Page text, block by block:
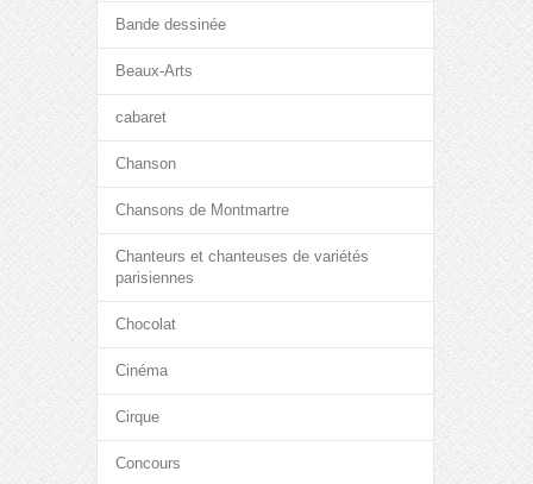
Bande dessinée
Beaux-Arts
cabaret
Chanson
Chansons de Montmartre
Chanteurs et chanteuses de variétés
parisiennes
Chocolat
Cinéma
Cirque
Concours